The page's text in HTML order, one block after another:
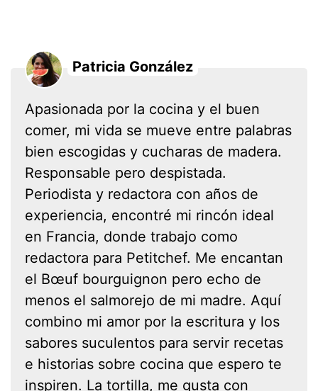
Patricia González
Apasionada por la cocina y el buen
comer, mi vida se mueve entre palabras
bien escogidas y cucharas de madera.
Responsable pero despistada.
Periodista y redactora con años de
experiencia, encontré mi rincón ideal
en Francia, donde trabajo como
redactora para Petitchef. Me encantan
el Bœuf bourguignon pero echo de
menos el salmorejo de mi madre. Aquí
combino mi amor por la escritura y los
sabores suculentos para servir recetas
e historias sobre cocina que espero te
inspiren. La tortilla, me gusta con